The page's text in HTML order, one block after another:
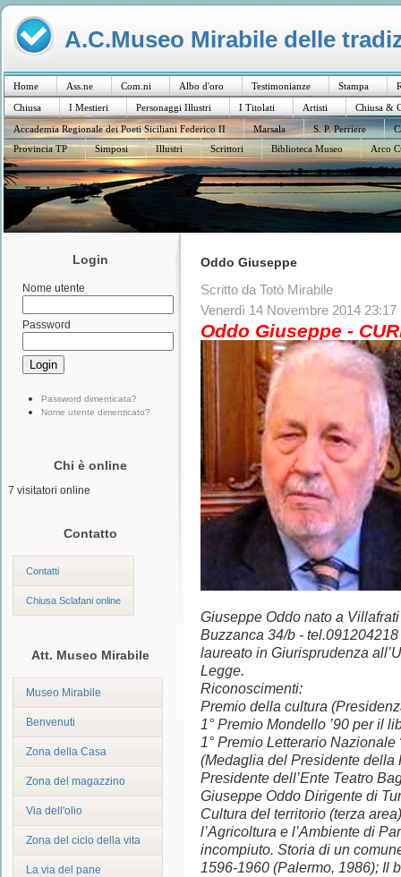
A.C.Museo Mirabile delle
Home Ass.ne Com.ni Albo d'oro Testimonianze Stampa
Chiusa
I Mestieri Personaggi Illustri I Titolati Artisti
Chiusa &
Accademia Regionale dei Poeti Siciliani Federico II
Marsala S. P. Perriere
Provincia TP
Simposi Illustri Scrittori Biblioteca Museo Arco
Login
Nome utente
Password
Password dimenticata?
Nome utente dimenticato?
Chi è online
7 visitatori online
Contatto
Contatti
Chiusa Sclafani online
Att. Museo Mirabile
Museo Mirabile
Benvenuti
Zona della Casa
Zona del magazzino
Via dell'olio
Zona del ciclo della vita
La via del pane
Oddo Giuseppe
Scritto da Totò Mirabile
Venerdì 14 Novembre 2014 23:17
Oddo Giuseppe -
Giuseppe Oddo nato a
Buzzanca 34/b -
laureato in Giurisprudenza
Legge.
Riconoscimenti:
Premio della cultura
1° Premio Mondello ’90 per il
1° Premio Letterario
(Medaglia del Presidente della
Presidente dell’Ente Teatro
Giuseppe Oddo Dirigente di
Cultura del territorio (terza
l’Agricoltura e l’Ambiente di
incompiuto. Storia di un
1596-1960 (Palermo, 1986); Il